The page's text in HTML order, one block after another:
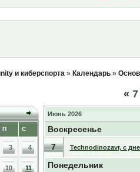
и киберспорта» Календарь»
«
П С
3 4
10 11
Июнь 2026
Воскресенье
7
Technodinozavr, с
Понедельник